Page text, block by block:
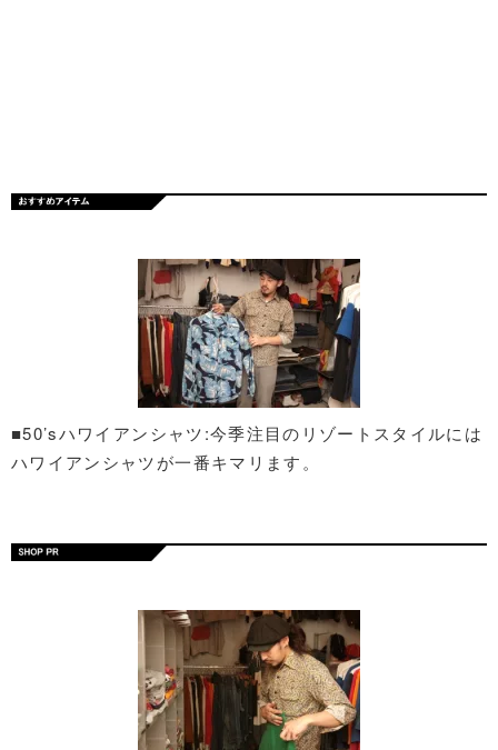
■50’sハワイアンシャツ:今季注目のリゾートスタイルには
ハワイアンシャツが一番キマリます。